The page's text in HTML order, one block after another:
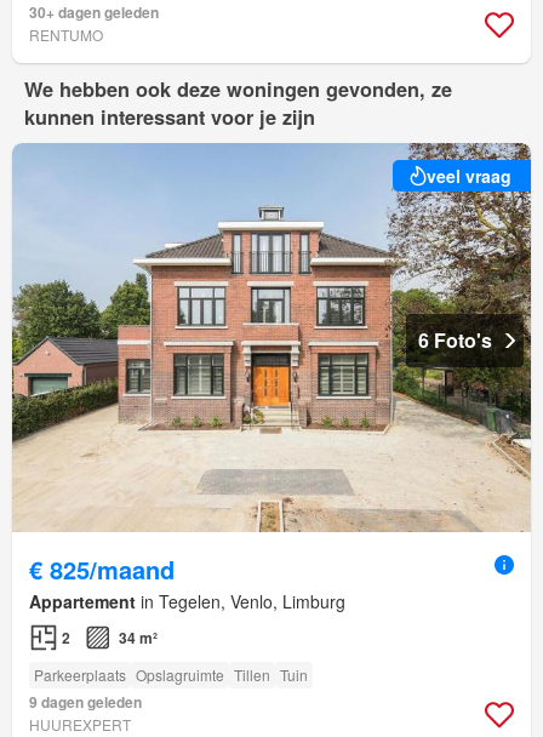
30+ dagen geleden
RENTUMO
We hebben ook deze woningen gevonden, ze
kunnen interessant voor je zijn
veel vraag
6 Foto's
€ 825/maand
Appartement in Tegelen, Venlo, Limburg
2 34 m²
Parkeerplaats Opslagruimte Tillen Tuin
9 dagen geleden
HUUREXPERT